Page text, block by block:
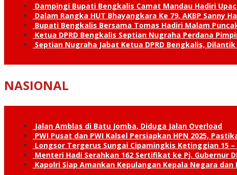
Dampingi Bupati Bengkalis Camat Mandau Hadiri
Dalam Rangka HUT Bhayangkara Ke 79, AKBP Sanny
Bupati Bengkalis Bersama Tomas Hadiri Malam
Ketua DPRD Bengkalis Septian Nugraha Perdana
Septian Nugraha Jabat Ketua DPRD Bengkalis,
NASIONAL
Jalan Amblas di Batu Jomba, Diduga Jalan Overload
PWI Pusat dan PWI Kalsel Persiapkan HPN 2025,
Longsor Tergerus Sungai Cipamingkis Ketinggian 15
Menteri Hadi Serahkan 162 Sertifikat ke Pj. Gubernur
Kapolri Siap Amankan Kepulangan Kepala Negara dan